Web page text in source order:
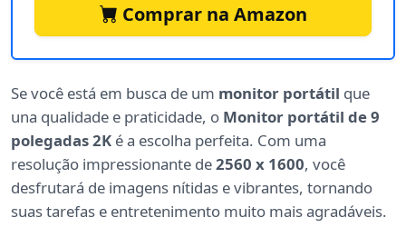
Comprar na Amazon
Se você está em busca de um monitor portátil que
una qualidade e praticidade, o Monitor portátil de 9
polegadas 2K é a escolha perfeita. Com uma
resolução impressionante de2560 x 1600, você
desfrutará de imagens nítidas e vibrantes, tornando
suas tarefas e entretenimento muito mais agradáveis.